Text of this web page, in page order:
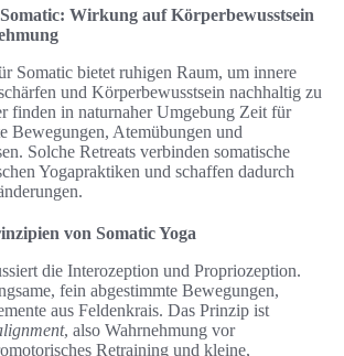
Wirkung auf Körperbewusstsein
Somatic bietet ruhigen Raum, um innere
und Körperbewusstsein nachhaltig zu
finden in naturnaher Umgebung Zeit für
Bewegungen, Atemübungen und
Solche Retreats verbinden somatische
Yogapraktiken und schaffen dadurch
von Somatic Yoga
die Interozeption und Propriozeption.
fein abgestimmte Bewegungen,
aus Feldenkrais. Das Prinzip ist
, also Wahrnehmung vor
Retraining und kleine,